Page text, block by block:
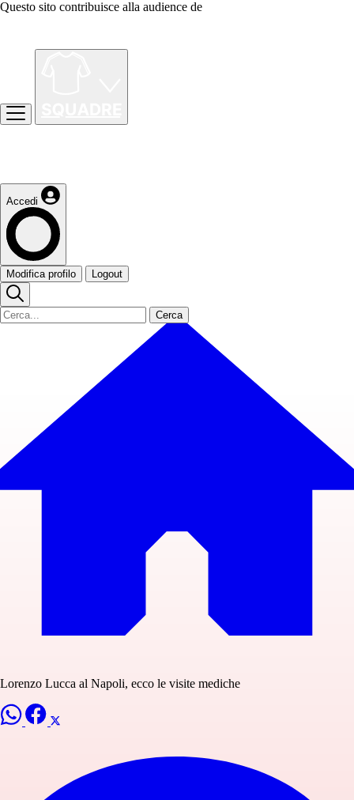
Questo sito contribuisce alla audience de
Accedi
Modifica profilo Logout
Cerca
Lorenzo Lucca al Napoli, ecco le visite mediche